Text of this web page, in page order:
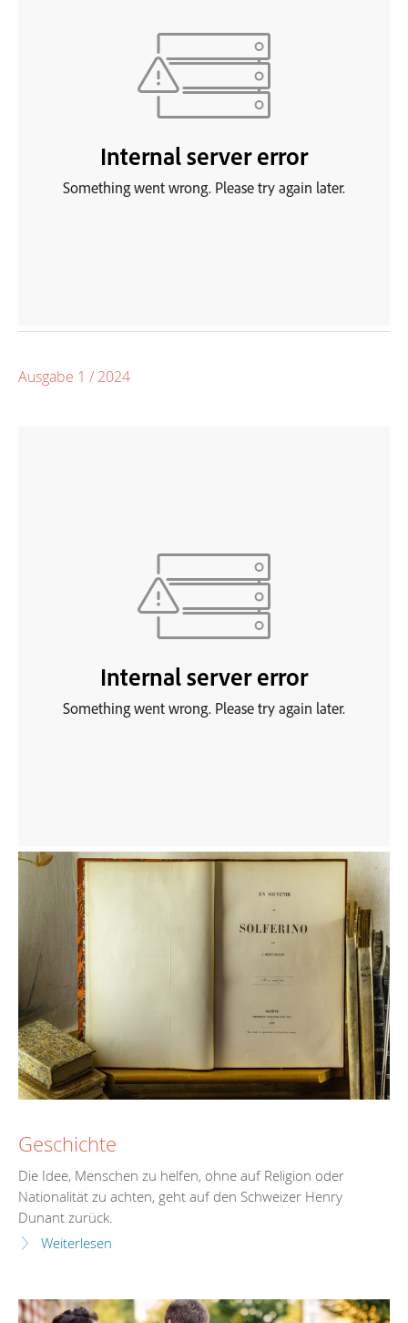
Ausgabe 1 / 2024
Geschichte
Die Idee, Menschen zu helfen, ohne auf Religion oder
Nationalität zu achten, geht auf den Schweizer Henry
Dunant zurück.
Weiterlesen